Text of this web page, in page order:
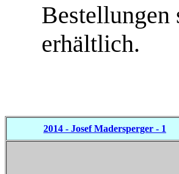
Bestellungen
erhältlich.
2014 - Josef Madersperger - 1